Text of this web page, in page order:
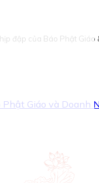
đập của Báo Phật Giáo
Giáo và Doanh